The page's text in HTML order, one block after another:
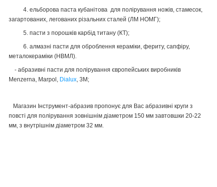
4. ельборова паста кубанітова для полірування ножів, стамесок,
загартованих, легованих різальних сталей (ЛМ НОМГ);
5. пасти з порошків карбід титану (КТ);
6. алмазні пасти для оброблення кераміки, фериту, сапфіру,
металокераміки (НВМЛ).
- абразивні пасти для полірування європейських виробників
Menzerna, Marpol, Dialux , 3M;
Магазин Інструмент-абразив пропонує для Вас абразивні круги з
повсті для полірування зовнішнім діаметром 150 мм завтовшки 20-22
мм, з внутрішнім діаметром 32 мм.